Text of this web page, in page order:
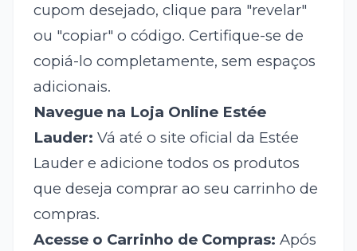
cupom desejado, clique para "revelar"
ou "copiar" o código. Certifique-se de
copiá-lo completamente, sem espaços
adicionais.
Navegue na Loja Online Estée
Lauder: Vá até o site oficial da Estée
Lauder e adicione todos os produtos
que deseja comprar ao seu carrinho de
compras.
Acesse o Carrinho de Compras: Após